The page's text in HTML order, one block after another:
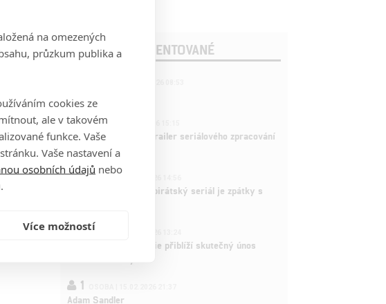
POSLEDNÍ KOMENTOVANÉ
1ČLÁNEK | 26.03.2026 15:15
Harry Potter: První trailer seriálového zpracování
je venku
3
One Piece: Oblíbený pirátský seriál je zpátky s
2ČLÁNEK | 15.03.2026 13:24
Nová dramatická série přiblíží skutečný únos
1
Adam Sandler
na omezených
průzkum publika a
cookies ze
ale v takovém
funkce. Vaše
Vaše nastavení a
osobních údajů nebo
Více možností